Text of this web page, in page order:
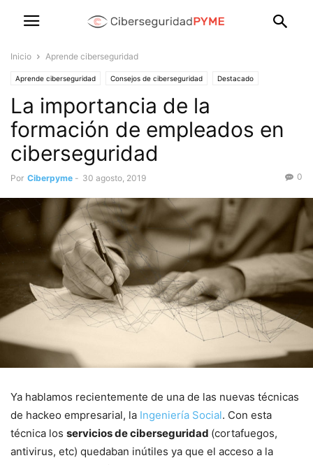
Inicio Aprende ciberseguridad
Aprende ciberseguridad Consejos de ciberseguridad Destacado
La importancia de la
formación de empleados en
ciberseguridad
Por Ciberpyme - 30 agosto, 2019 0
Ya hablamos recientemente de una de las nuevas técnicas
de hackeo empresarial, la Ingeniería Social. Con esta
técnica los servicios de ciberseguridad (cortafuegos,
antivirus, etc) quedaban inútiles ya que el acceso a la